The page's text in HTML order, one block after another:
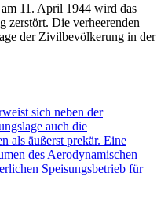
11. April 1944 wird das
zerstört. Die verheerenden
der Zivilbevölkerung in der
sich neben der
auch die
als äußerst prekär. Eine
des Aerodynamischen
Speisungsbetrieb für